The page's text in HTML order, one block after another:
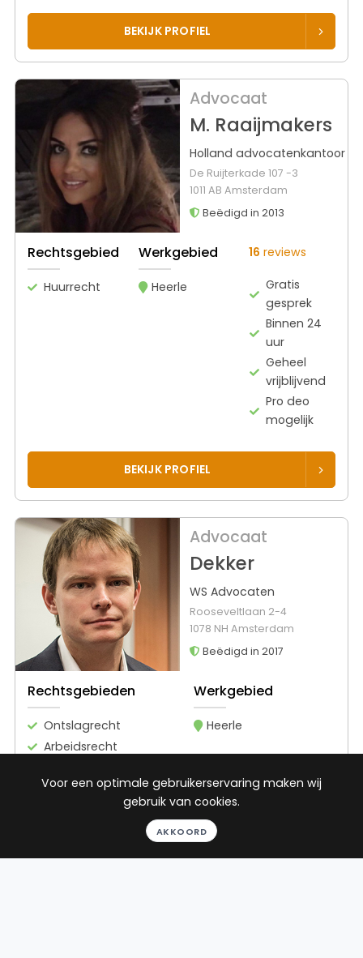
BEKIJK PROFIEL
Advocaat
M. Raaijmakers
Holland advocatenkantoor
De Ruijterkade 107 -3
1011 AB Amsterdam
Beëdigd in 2013
Rechtsgebied
Huurrecht
Werkgebied
Heerle
16 reviews
Gratis
gesprek
Binnen 24
uur
Geheel
vrijblijvend
Pro deo
mogelijk
BEKIJK PROFIEL
Advocaat
Dekker
WS Advocaten
Rooseveltlaan 2-4
1078 NH Amsterdam
Beëdigd in 2017
Rechtsgebieden
Ontslagrecht
Arbeidsrecht
zekerheidsrecht
Gezondheidsrecht
Werkgebied
Heerle
Voor een optimale gebruikerservaring maken wij
gebruik van cookies.
AKKOORD